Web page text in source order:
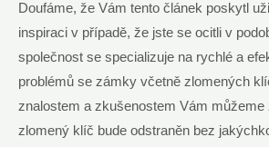
Doufáme, že Vám tento článek poskytl
inspiraci v případě, že jste se ocitli v
společnost se specializuje na rychlé a
problémů se zámky včetně zlomených
znalostem a zkušenostem Vám můžeme
zlomený klíč bude odstraněn bez